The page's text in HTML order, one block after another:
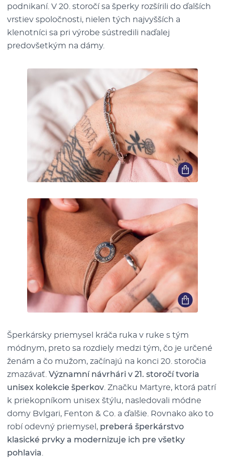
podnikaní. V 20. storočí sa šperky rozšírili do ďalších
vrstiev spoločnosti, nielen tých najvyšších a
klenotníci sa pri výrobe sústredili naďalej
predovšetkým na dámy.
Šperkársky priemysel kráča ruka v ruke s tým
módnym, preto sa rozdiely medzi tým, čo je určené
ženám a čo mužom, začínajú na konci 20. storočia
zmazávať. Významní návrhári v 21. storočí tvoria
unisex kolekcie šperkov . Značku Martyre, ktorá patrí
k priekopníkom unisex štýlu, nasledovali módne
domy Bvlgari, Fenton & Co. a ďalšie. Rovnako ako to
robí odevný priemysel, preberá šperkárstvo
klasické prvky a modernizuje ich pre všetky
pohlavia